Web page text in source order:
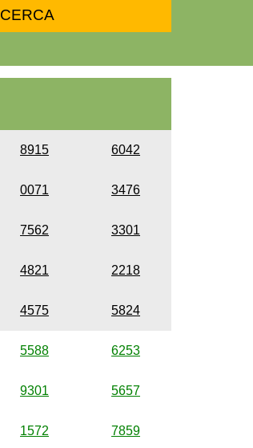
8915 6042
0071 3476
7562 3301
4821 2218
4575 5824
5588 6253
9301 5657
1572 7859